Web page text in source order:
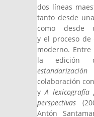
dos líneas
tanto desde
como desde
y el proceso de
moderno.
la edición
colaboración
yA lexicografía
perspectivas
Antón